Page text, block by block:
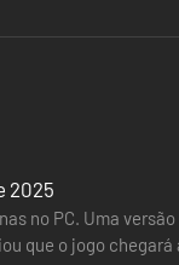
2025
no PC. Uma
que o jogo chegará